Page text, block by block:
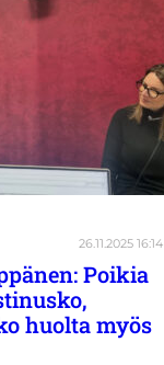
26.11.2025 16:14
Poikia
huolta myös